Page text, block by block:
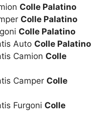
Colle Palatino
Colle Palatino
Colle Palatino
Auto Colle Palatino
Camion Colle
Camper Colle
Furgoni Colle